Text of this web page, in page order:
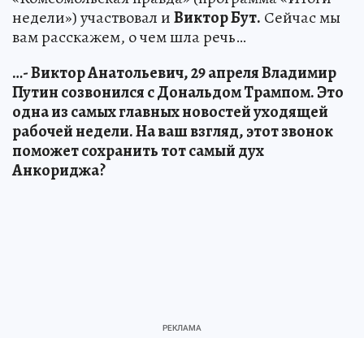
недели») участвовал иВиктор Бут. Сейчас мы
вам расскажем, о чем шла речь…
…- Виктор Анатольевич, 29 апреля Владимир
Путин созвонился с Дональдом Трампом. Это
одна из самых главных новостей уходящей
рабочей недели. На ваш взгляд, этот звонок
поможет сохранить тот самый дух
Анкориджа?